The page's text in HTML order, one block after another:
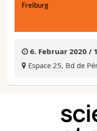
Freiburg
6. Februar 2020 /
Espace 25, Bd de